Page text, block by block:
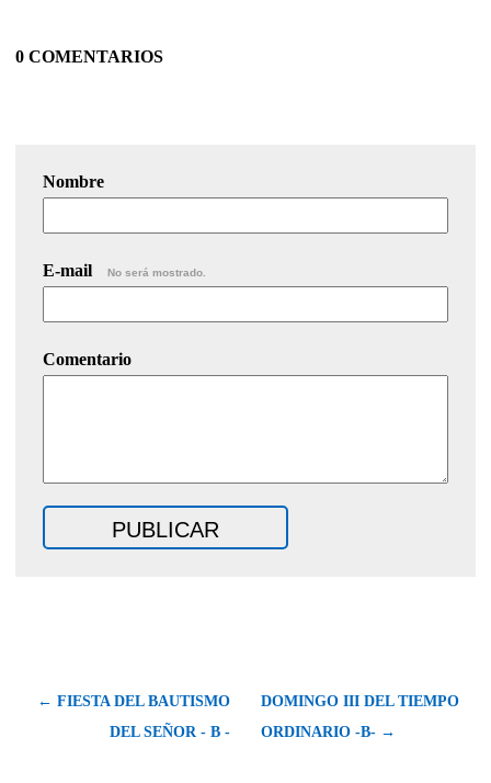
0 COMENTARIOS
Nombre
E-mail No será mostrado.
Comentario
← FIESTA DEL BAUTISMO
DEL SEÑOR - B -
DOMINGO III DEL TIEMPO
ORDINARIO -B- →